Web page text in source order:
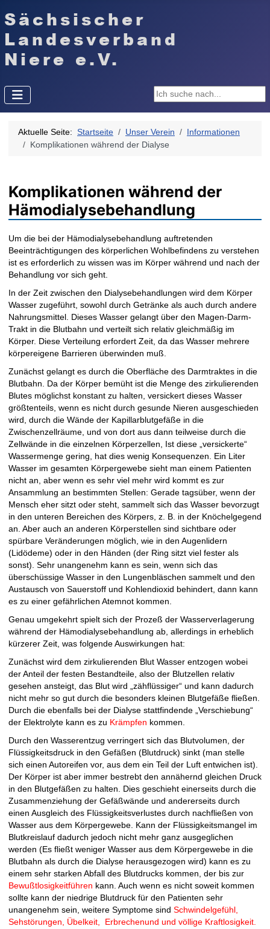
Suchen ...
Aktuelle Seite: Startseite Unser Verein
Informationen
Komplikationen während der Dialyse
Komplikationen während der
Hämodialysebehandlung
Um die bei der Hämodialysebehandlung auftretenden
Beeinträchtigungen des körperlichen Wohlbefindens zu verstehen
ist es erforderlich zu wissen was im Körper während und nach der
Behandlung vor sich geht.
In der Zeit zwischen den Dialysebehandlungen wird dem Körper
Wasser zugeführt, sowohl durch Getränke als auch durch andere
Nahrungsmittel. Dieses Wasser gelangt über den Magen-Darm-
Trakt in die Blutbahn und verteilt sich relativ gleichmäßig im
Körper. Diese Verteilung erfordert Zeit, da das Wasser mehrere
körpereigene Barrieren überwinden muß.
Zunächst gelangt es durch die Oberfläche des Darmtraktes in die
Blutbahn. Da der Körper bemüht ist die Menge des zirkulierenden
Blutes möglichst konstant zu halten, versickert dieses Wasser
größtenteils, wenn es nicht durch gesunde Nieren ausgeschieden
wird, durch die Wände der Kapillarblutgefäße in die
Zwischenzellräume, und von dort aus dann teilweise durch die
Zellwände in die einzelnen Körperzellen, Ist diese „versickerte“
Wassermenge gering, hat dies wenig Konsequenzen. Ein Liter
Wasser im gesamten Körpergewebe sieht man einem Patienten
nicht an, aber wenn es sehr viel mehr wird kommt es zur
Ansammlung an bestimmten Stellen: Gerade tagsüber, wenn der
Mensch eher sitzt oder steht, sammelt sich das Wasser bevorzugt
in den unteren Bereichen des Körpers, z. B. in der Knöchelgegend
an. Aber auch an anderen Körperstellen sind sichtbare oder
spürbare Veränderungen möglich, wie in den Augenlidern
(Lidödeme) oder in den Händen (der Ring sitzt viel fester als
sonst). Sehr unangenehm kann es sein, wenn sich das
überschüssige Wasser in den Lungenbläschen sammelt und den
Austausch von Sauerstoff und Kohlendioxid behindert, dann kann
es zu einer gefährlichen Atemnot kommen.
Genau umgekehrt spielt sich der Prozeß der Wasserverlagerung
während der Hämodialysebehandlung ab, allerdings in erheblich
kürzerer Zeit, was folgende Auswirkungen hat:
Zunächst wird dem zirkulierenden Blut Wasser entzogen wobei
der Anteil der festen Bestandteile, also der Blutzellen relativ
gesehen ansteigt, das Blut wird „zähflüssiger“ und kann dadurch
nicht mehr so gut durch die besonders kleinen Blutgefäße fließen.
Durch die ebenfalls bei der Dialyse stattfindende „Verschiebung“
der Elektrolyte kann es zu Krämpfen kommen.
Durch den Wasserentzug verringert sich das Blutvolumen, der
Flüssigkeitsdruck in den Gefäßen (Blutdruck) sinkt (man stelle
sich einen Autoreifen vor, aus dem ein Teil der Luft entwichen ist).
Der Körper ist aber immer bestrebt den annähernd gleichen Druck
in den Blutgefäßen zu halten. Dies geschieht einerseits durch die
Zusammenziehung der Gefäßwände und andererseits durch
einen Ausgleich des Flüssigkeitsverlustes durch nachfließen von
Wasser aus dem Körpergewebe. Kann der Flüssigkeitsmangel im
Blutkreislauf dadurch jedoch nicht mehr ganz ausgeglichen
werden (Es fließt weniger Wasser aus dem Körpergewebe in die
Blutbahn als durch die Dialyse herausgezogen wird) kann es zu
einem sehr starken Abfall des Blutdrucks kommen, der bis zur
Bewußtlosigkeitführen kann. Auch wenn es nicht soweit kommen
sollte kann der niedrige Blutdruck für den Patienten sehr
unangenehm sein, weitere Symptome sind Schwindelgefühl,
Sehstörungen, Übelkeit, Erbrechenund und völlige Kraftlosigkeit.